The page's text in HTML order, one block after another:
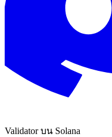
Validator บน Solana